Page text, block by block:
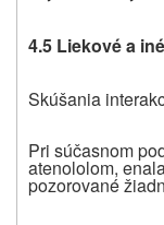
4.5 Liekové a
Skúšania
Pri súčasnom
atenololom,
pozorované